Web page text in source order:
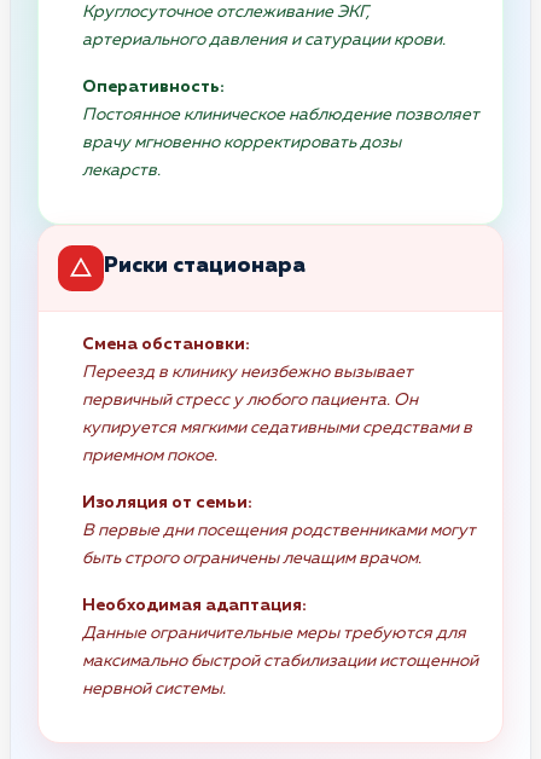
Круглосуточное отслеживание ЭКГ,
артериального давления и сатурации крови.
Оперативность:
Постоянное клиническое наблюдение позволяет
врачу мгновенно корректировать дозы
лекарств.
Риски стационара
Смена обстановки:
Переезд в клинику неизбежно вызывает
первичный стресс у любого пациента. Он
купируется мягкими седативными средствами в
приемном покое.
Изоляция от семьи:
В первые дни посещения родственниками могут
быть строго ограничены лечащим врачом.
Необходимая адаптация:
Данные ограничительные меры требуются для
максимально быстрой стабилизации истощенной
нервной системы.